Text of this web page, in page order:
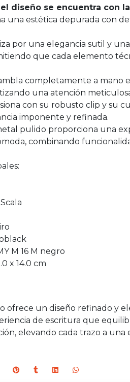
el diseño se encuentra con
una estética depurada con
por una elegancia sutil y
que cada elemento
completamente a mano
una atención
con su robusto clip y su
imponente y refinada.
pulido proporciona una
combinando
M 16 M negro
x 14.0 cm
ofrece un diseño refinado y
de escritura que
elevando cada trazo a una